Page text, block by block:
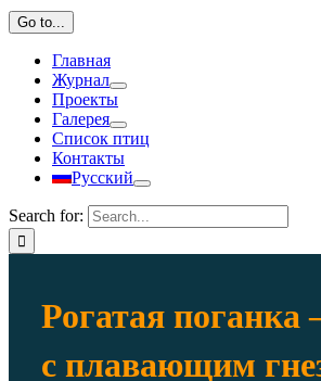
Go to...
Главная
Журнал
Проекты
Галерея
Список птиц
Контакты
Русский
Search for:
Рогатая поганка
с плавающим